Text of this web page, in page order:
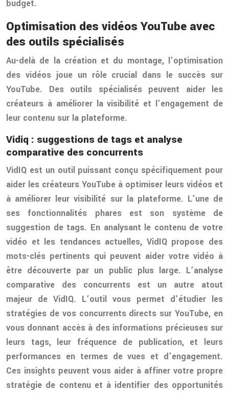
budget.
Optimisation des vidéos YouTube avec
des outils spécialisés
Au-delà de la création et du montage, l’optimisation
des vidéos joue un rôle crucial dans le succès sur
YouTube. Des outils spécialisés peuvent aider les
créateurs à améliorer la visibilité et l’engagement de
leur contenu sur la plateforme.
Vidiq : suggestions de tags et analyse
comparative des concurrents
VidIQ est un outil puissant conçu spécifiquement pour
aider les créateurs YouTube à optimiser leurs vidéos et
à améliorer leur visibilité sur la plateforme. L’une de
ses fonctionnalités phares est son système de
suggestion de tags. En analysant le contenu de votre
vidéo et les tendances actuelles, VidIQ propose des
mots-clés pertinents qui peuvent aider votre vidéo à
être découverte par un public plus large. L’analyse
comparative des concurrents est un autre atout
majeur de VidIQ. L’outil vous permet d’étudier les
stratégies de vos concurrents directs sur YouTube, en
vous donnant accès à des informations précieuses sur
leurs tags, leur fréquence de publication, et leurs
performances en termes de vues et d’engagement.
Ces insights peuvent vous aider à affiner votre propre
stratégie de contenu et à identifier des opportunités